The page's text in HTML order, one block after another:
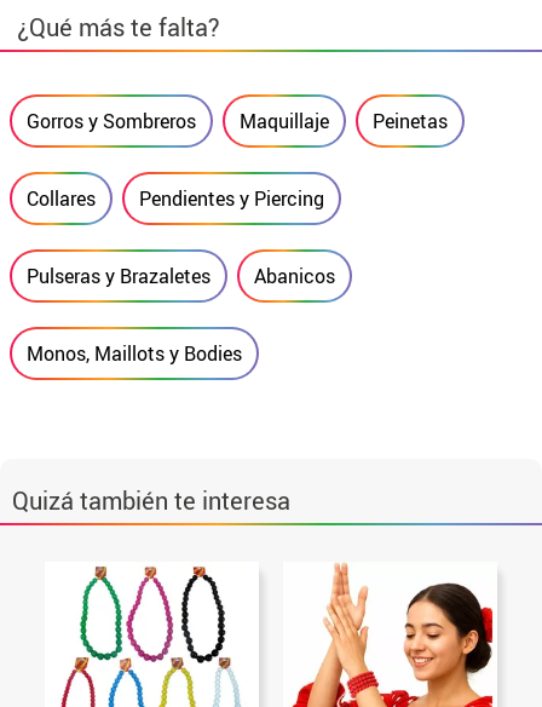
¿Qué más te falta?
Gorros y Sombreros Maquillaje Peinetas
Collares Pendientes y Piercing
Pulseras y Brazaletes Abanicos
Monos, Maillots y Bodies
Quizá también te interesa